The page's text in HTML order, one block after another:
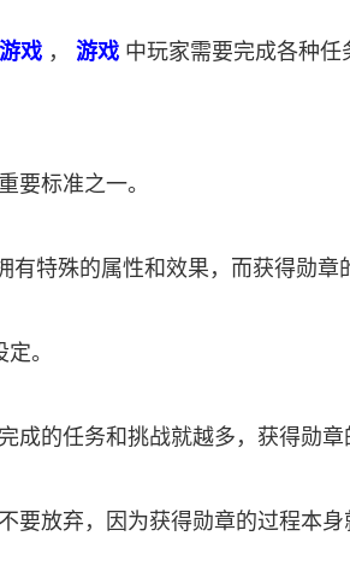
游戏 ， 游戏 中玩家需要完成各种
要标准之一。
特殊的属性和效果，而获得勋章
。
的任务和挑战就越多，获得勋章
要放弃，因为获得勋章的过程本